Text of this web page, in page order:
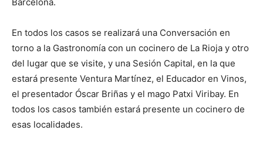
En todos los casos se realizará una Conversación en
torno a la Gastronomía con un cocinero de La Rioja y otro
del lugar que se visite, y una Sesión Capital, en la que
estará presente Ventura Martínez, el Educador en Vinos,
el presentador Óscar Briñas y el mago Patxi Viribay. En
todos los casos también estará presente un cocinero de
esas localidades.